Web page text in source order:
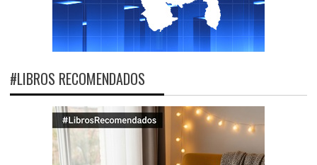
#LIBROS RECOMENDADOS